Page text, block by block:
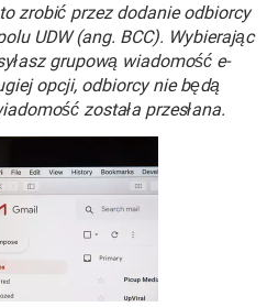
FACEBOOK
NETFLIX
FACEBOOK
zrobić przez dodanie odbiorcy
UDW (ang. BCC). Wybierając
grupową wiadomość e-
opcji, odbiorcy nie będą
została przesłana.